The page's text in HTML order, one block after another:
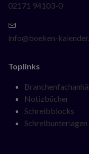
02171 94103-0
info@boeken-
Toplinks
Navigation
überspringen
Notizbücher
Schreibblocks
Schreibunterlagen